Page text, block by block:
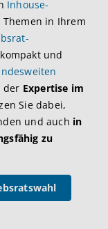
Inhouse-
in Ihrem
und
der Expertise im
Sie dabei,
und auch in
zu